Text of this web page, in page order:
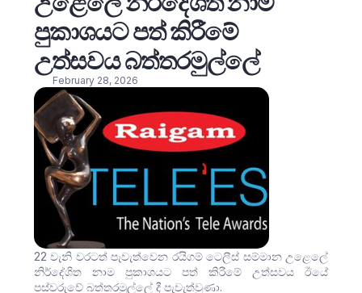
පුකාශයට පත් කිරීමේ
උත්සවය බත්තරමුල්ලේ
February 28, 2026
22 වැනි වරටත් පැවැත්වෙන රයිගම් ටෙලීස් සම්මාන උළෙලේ
නිර්දේශිත නාම පුකාශයට පත් කිරීමේ උත්සවය ඊයේ
පස්වරුවේ බත්තරමුල්ලේ දී පැවැත්වුණා.